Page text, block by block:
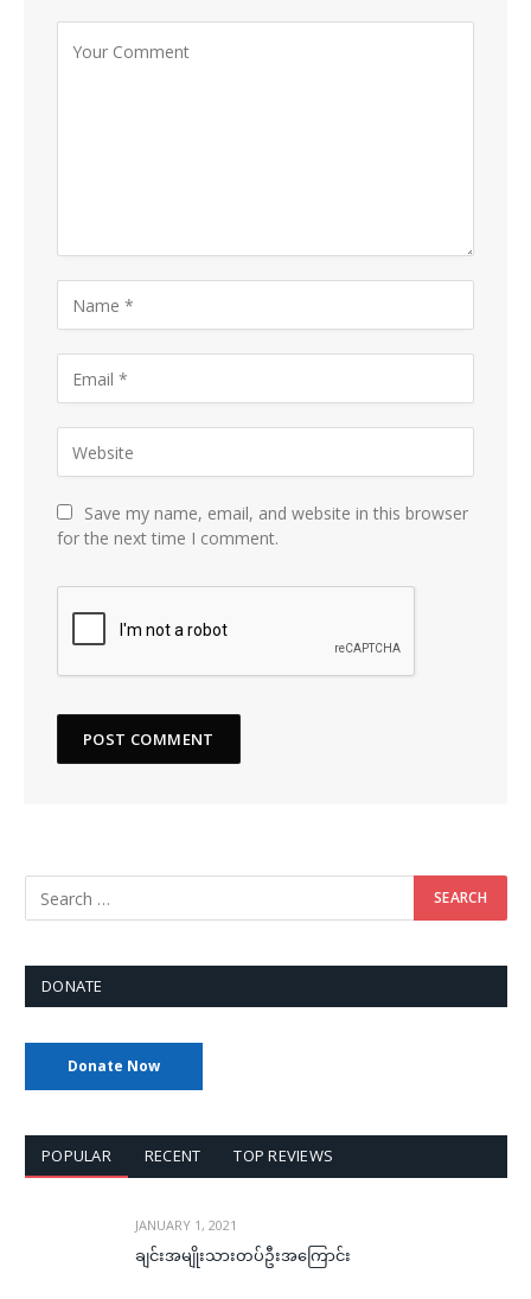
Save my name, email, and website in this browser
for the next time I comment.
DONATE
Donate Now
POPULAR RECENT TOP REVIEWS
JANUARY 1, 2021
ချင်းအမျိုးသားတပ်ဦးအကြောင်း